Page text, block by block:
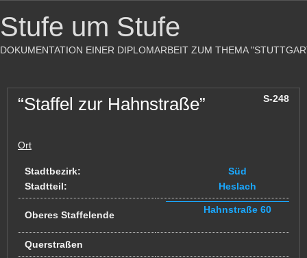
Stufe um Stufe
DOKUMENTATION EINER DIPLOMARBEIT ZUM THEMA
“Staffel zur Hahnstraße” S-248
Ort
Stadtbezirk:
Stadtteil:
Süd
Heslach
Oberes Staffelende Hahnstraße 60
Querstraßen